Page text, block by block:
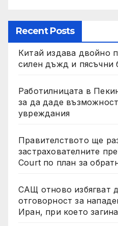
Recent Posts
Китай издава двойно
силен дъжд и пясъчни
Работилницата в
за да даде
увреждания
Правителството ще
застрахователните
Court по план за
САЩ отново избягват
отговорност за
Иран, при което